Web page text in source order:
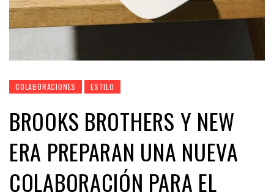
COLABORACIONES ESTILO
BROOKS BROTHERS Y NEW
ERA PREPARAN UNA NUEVA
COLABORACIÓN PARA EL